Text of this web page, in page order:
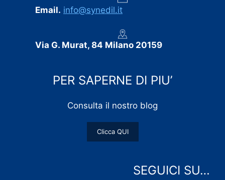
Email. info@synedil.it
Via G. Murat, 84 Milano 20159
PER SAPERNE DI PIU’
Consulta il nostro blog
Clicca QUI
SEGUICI SU…